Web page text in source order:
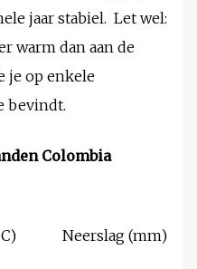
jaar stabiel. Let wel:
warm dan aan de
je op enkele
bevindt.
Colombia
Neerslag (mm)